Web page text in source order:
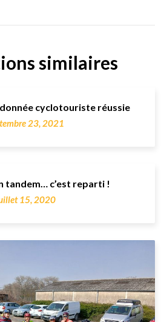
similaires
cyclotouriste réussie
23, 2021
tandem… c’est reparti !
15, 2020